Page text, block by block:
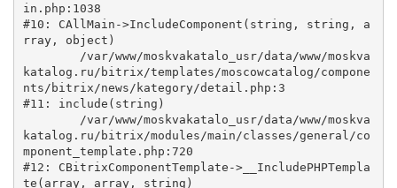
in.php:1038
#10: CAllMain->IncludeComponent(string, string, a
rray, object)
katalog.ru/bitrix/templates/moscowcatalog/compone
nts/bitrix/news/kategory/detail.php:3
#11: include(string)
katalog.ru/bitrix/modules/main/classes/general/co
mponent_template.php:720
#12: CBitrixComponentTemplate->__IncludePHPTempla
te(array, array, string)